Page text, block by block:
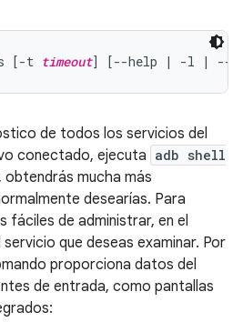
[-t timeout] [--help | -l | --
de todos los servicios del
conectado, ejecuta adb shell
obtendrás mucha más
desearías. Para
fáciles de administrar, en el
que deseas examinar. Por
proporciona datos del
de entrada, como pantallas